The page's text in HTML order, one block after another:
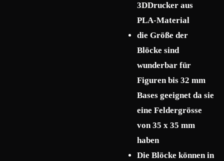
3DDrucker aus
PLA-Material
die Größe der
Blöcke sind
wunderbar für
Figuren bis 32 mm
Bases geeignet da sie
eine Feldergrösse
von 35 x 35 mm
haben
Die Blöcke können in